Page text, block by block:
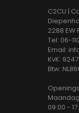
C2CU |
2288 EW
Tel: 06-
Email:
KvK:
Btw:
09:00 -